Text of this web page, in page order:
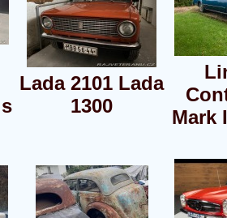
Lada 2101 Lada
1300
Mark